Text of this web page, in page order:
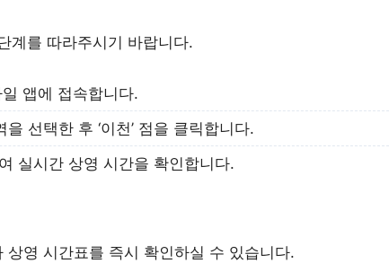
계를 따라주시기 바랍니다.
앱에 접속합니다.
을 선택한 후 ‘이천’ 점을 클릭합니다.
실시간 상영 시간을 확인합니다.
영 시간표를 즉시 확인하실 수 있습니다.